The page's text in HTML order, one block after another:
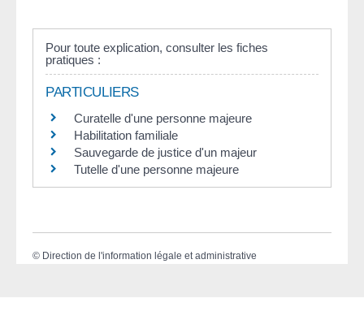
Pour toute explication, consulter les fiches
pratiques :
PARTICULIERS
Curatelle d'une personne majeure
Habilitation familiale
Sauvegarde de justice d'un majeur
Tutelle d'une personne majeure
© Direction de l'information légale et administrative